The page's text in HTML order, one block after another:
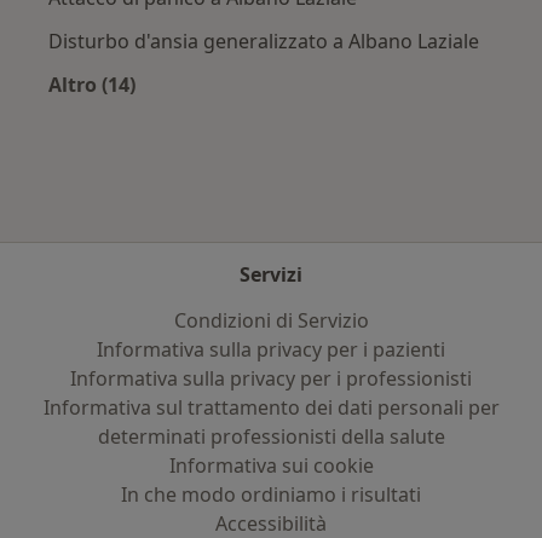
Disturbo d'ansia generalizzato a Albano Laziale
Altro (14)
Servizi
Condizioni di Servizio
Informativa sulla privacy per i pazienti
Informativa sulla privacy per i professionisti
Informativa sul trattamento dei dati personali per
determinati professionisti della salute
Informativa sui cookie
In che modo ordiniamo i risultati
Accessibilità